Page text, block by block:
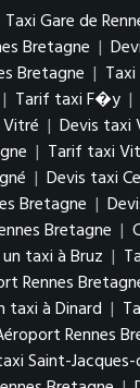
Taxi Gare de
Bretagne |
Bretagne |
| Tarif taxi F�y |
| Devis taxi
| Tarif taxi
| Devis taxi
Bretagne |
Bretagne |
taxi à Bruz |
Rennes
taxi à Dinard |
Rennes
Saint-